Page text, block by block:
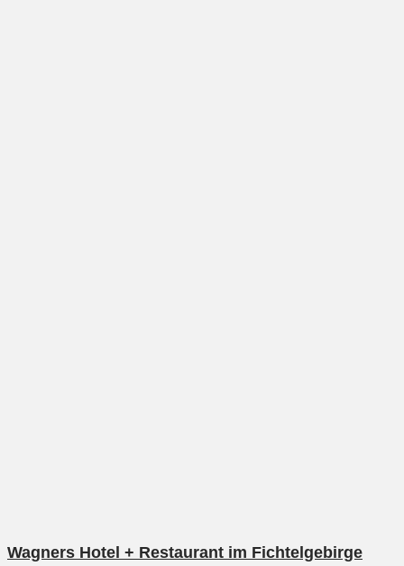
Wagners Hotel + Restaurant im Fichtelgebirge